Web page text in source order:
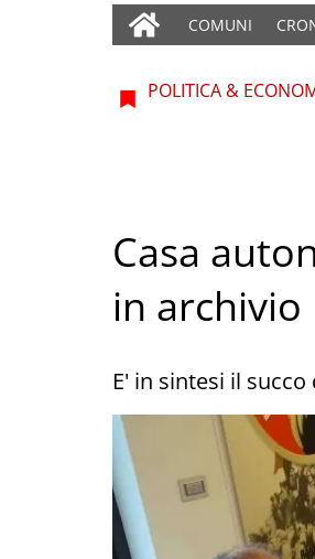
COMUNI
POLITICA &
Casa
in archivio
E' in sintesi il